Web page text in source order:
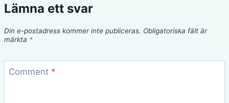
Lämna ett svar
Din e-postadress kommer inte publiceras. Obligatoriska fält är
märkta *
Comment *